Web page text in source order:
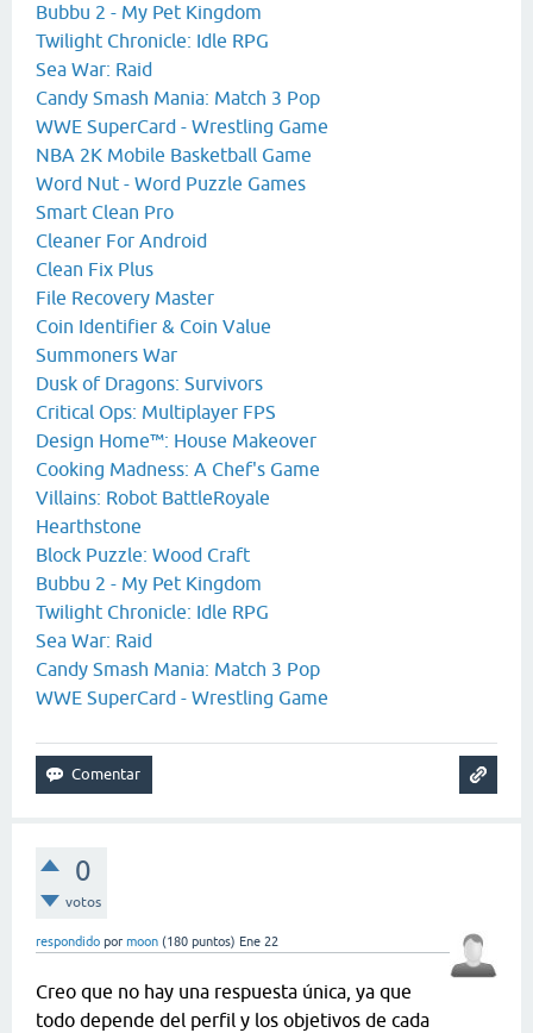
Bubbu 2 - My Pet Kingdom
Twilight Chronicle: Idle RPG
Sea War: Raid
Candy Smash Mania: Match 3 Pop
WWE SuperCard - Wrestling Game
NBA 2K Mobile Basketball Game
Word Nut - Word Puzzle Games
Smart Clean Pro
Cleaner For Android
Clean Fix Plus
File Recovery Master
Coin Identifier & Coin Value
Summoners War
Dusk of Dragons: Survivors
Critical Ops: Multiplayer FPS
Design Home™: House Makeover
Cooking Madness: A Chef's Game
Villains: Robot BattleRoyale
Hearthstone
Block Puzzle: Wood Craft
Bubbu 2 - My Pet Kingdom
Twilight Chronicle: Idle RPG
Sea War: Raid
Candy Smash Mania: Match 3 Pop
WWE SuperCard - Wrestling Game
0
votos
respondido por moon (180 puntos) Ene 22
Creo que no hay una respuesta única, ya que
todo depende del perfil y los objetivos de cada